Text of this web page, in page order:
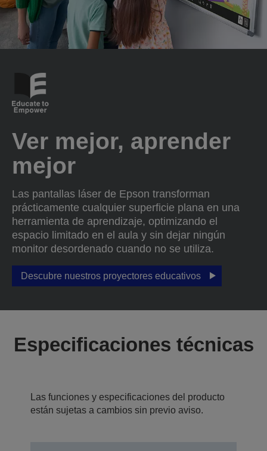
Ver mejor, aprender
mejor
Las pantallas láser de Epson transforman
prácticamente cualquier superficie plana en una
herramienta de aprendizaje, optimizando el
espacio limitado en el aula y sin dejar ningún
monitor desordenado cuando no se utiliza.
Descubre nuestros proyectores educativos
Especificaciones técnicas
Las funciones y especificaciones del producto
están sujetas a cambios sin previo aviso.